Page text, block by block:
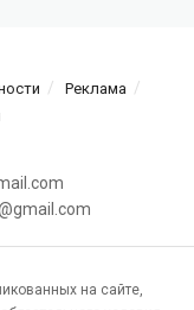
Реклама
на сайте,